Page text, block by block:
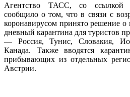
Агентство ТАСС, со ссылкой
сообщило о том, что в связи с
коронавирусом принято решение о
дневный карантина для туристов
— Россия, Тунис, Словакия,
Канада. Также вводятся
прибывающих из отдельных
Австрии.